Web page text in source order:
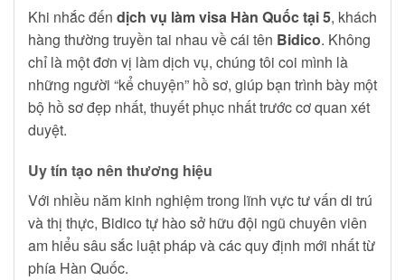
Khi nhắc đến dịch vụ làm visa Hàn Quốc tại 5, khách
hàng thường truyền tai nhau về cái tên Bidico. Không
chỉ là một đơn vị làm dịch vụ, chúng tôi coi mình là
những người “kể chuyện” hồ sơ, giúp bạn trình bày một
bộ hồ sơ đẹp nhất, thuyết phục nhất trước cơ quan xét
duyệt.
Uy tín tạo nên thương hiệu
Với nhiều năm kinh nghiệm trong lĩnh vực tư vấn di trú
và thị thực, Bidico tự hào sở hữu đội ngũ chuyên viên
am hiểu sâu sắc luật pháp và các quy định mới nhất từ
phía Hàn Quốc.